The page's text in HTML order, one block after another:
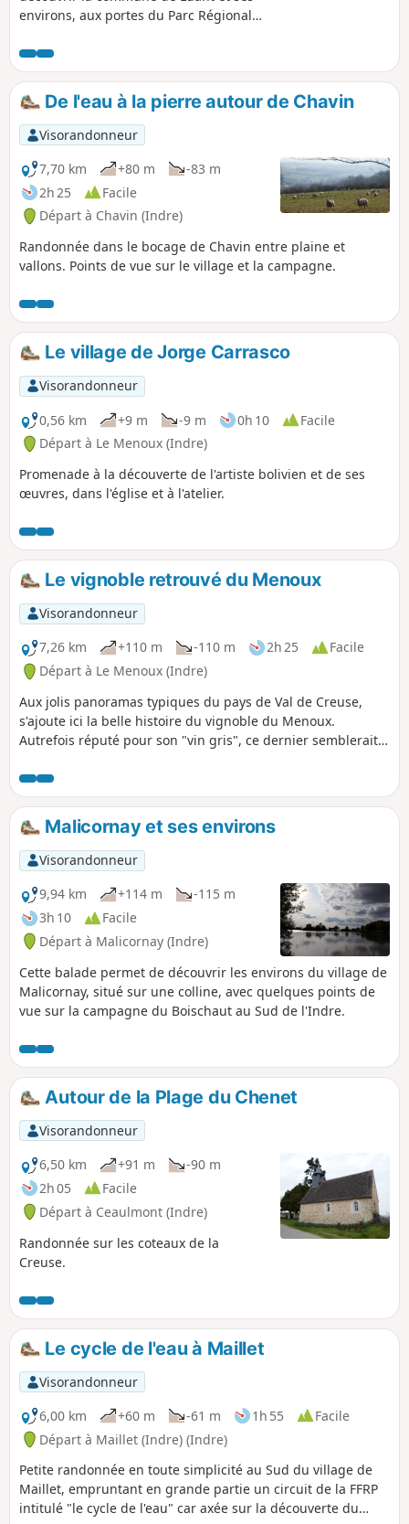
environs, aux portes du Parc Régional
De l'eau à la pierre autour de Chavin
Visorandonneur
7,70 km
+80 m
-83 m
2h 25
Facile
Départ à Chavin (Indre)
Randonnée dans le bocage de Chavin entre plaine et
vallons. Points de vue sur le village et la campagne.
Le village de Jorge Carrasco
Visorandonneur
0,56 km
+9 m -9 m 0h 10
Facile
Départ à Le Menoux (Indre)
Promenade à la découverte de l'artiste bolivien et de ses
œuvres, dans l'église et à l'atelier.
Le vignoble retrouvé du Menoux
Visorandonneur
7,26 km
+110 m -110 m 2h 25
Facile
Départ à Le Menoux (Indre)
Aux jolis panoramas typiques du pays de Val de Creuse,
s'ajoute ici la belle histoire du vignoble du Menoux.
Autrefois réputé pour son "vin gris", ce dernier semblerait
Malicornay et ses environs
Visorandonneur
9,94 km
+114 m
-115 m
3h 10
Facile
Départ à Malicornay (Indre)
Cette balade permet de découvrir les environs du village de
Malicornay, situé sur une colline, avec quelques points de
vue sur la campagne du Boischaut au Sud de l'Indre.
Autour de la Plage du Chenet
Visorandonneur
6,50 km
+91 m
-90 m
2h 05
Facile
Départ à Ceaulmont (Indre)
Randonnée sur les coteaux de la
Creuse.
Le cycle de l'eau à Maillet
Visorandonneur
6,00 km
+60 m -61 m 1h 55
Facile
Départ à Maillet (Indre) (Indre)
Petite randonnée en toute simplicité au Sud du village de
Maillet, empruntant en grande partie un circuit de la FFRP
intitulé "le cycle de l'eau" car axée sur la découverte du